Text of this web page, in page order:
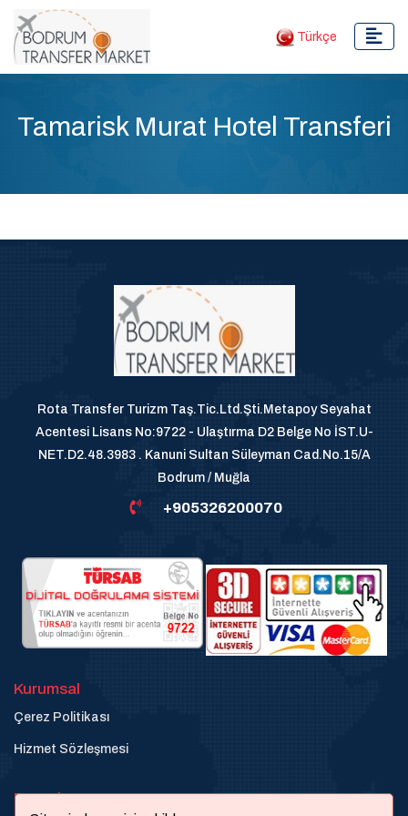
Türkçe
Tamarisk Murat Hotel Transferi
Rota Transfer Turizm Taş.Tic.Ltd.Şti.Metapoy Seyahat
Acentesi Lisans No:9722 - Ulaştırma D2 Belge No İST.U-
NET.D2.48.3983 . Kanuni Sultan Süleyman Cad.No.15/A
Bodrum / Muğla
+905326200070
Kurumsal
Çerez Politikası
Hizmet Sözleşmesi
Destek